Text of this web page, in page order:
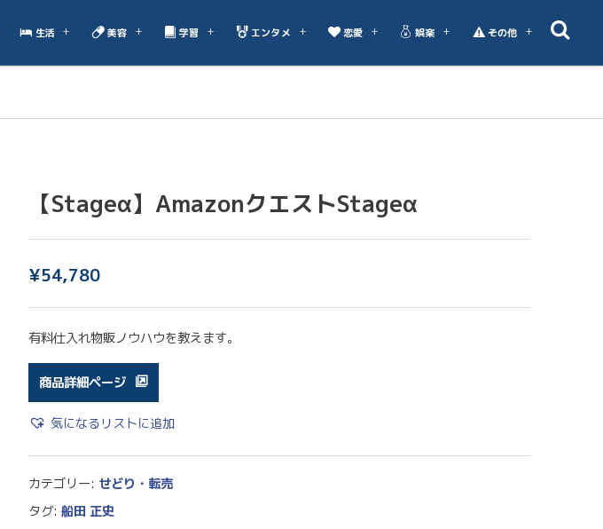
生活 美容 学習 エンタメ 恋愛 娯楽 その他
【Stageα】AmazonクエストStageα
¥54,780
有料仕入れ物販ノウハウを教えます。
商品詳細ページ
気になるリストに追加
カテゴリー: せどり・転売
タグ: 船田 正史